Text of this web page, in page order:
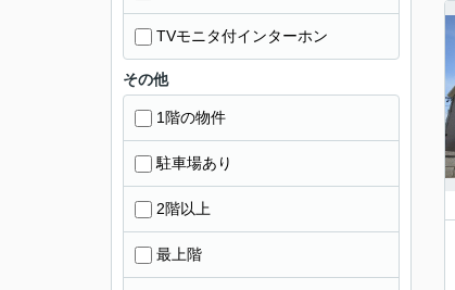
TVモニタ付インターホン
その他
1階の物件
駐車場あり
2階以上
最上階